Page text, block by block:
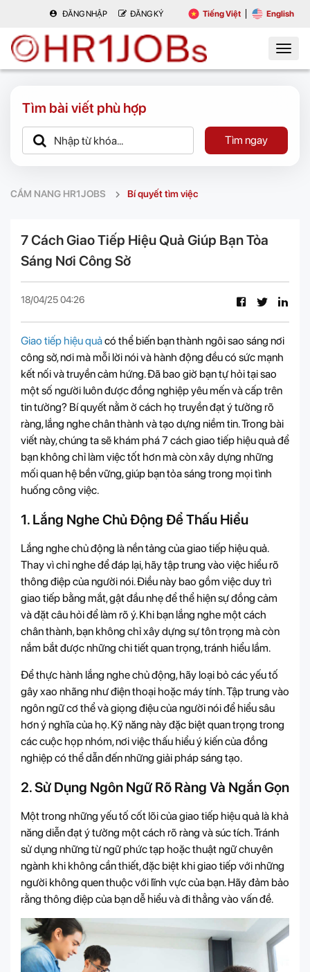
ĐĂNG NHẬP ĐĂNG KÝ Tiếng Việt English
Tìm bài viết phù hợp
Tìm ngay
CẨM NANG HR1JOBS Bí quyết tìm việc
7 Cách Giao Tiếp Hiệu Quả Giúp Bạn Tỏa
Sáng Nơi Công Sở
18/04/25 04:26
Giao tiếp hiệu quảcó thể biến bạn thành ngôi sao sáng nơi
công sở, nơi mà mỗi lời nói và hành động đều có sức mạnh
kết nối và truyền cảm hứng. Đã bao giờ bạn tự hỏi tại sao
một số người luôn được đồng nghiệp yêu mến và cấp trên
tin tưởng? Bí quyết nằm ở cách họ truyền đạt ý tưởng rõ
ràng, lắng nghe chân thành và tạo dựng niềm tin. Trong bài
viết này, chúng ta sẽ khám phá 7 cách giao tiếp hiệu quả để
bạn không chỉ làm việc tốt hơn mà còn xây dựng những
mối quan hệ bền vững, giúp bạn tỏa sáng trong mọi tình
huống công việc.
1. Lắng Nghe Chủ Động Để Thấu Hiểu
Lắng nghe chủ động là nền tảng của giao tiếp hiệu quả.
Thay vì chỉ nghe để đáp lại, hãy tập trung vào việc hiểu rõ
thông điệp của người nói. Điều này bao gồm việc duy trì
giao tiếp bằng mắt, gật đầu nhẹ để thể hiện sự đồng cảm
và đặt câu hỏi để làm rõ ý. Khi bạn lắng nghe một cách
chân thành, bạn không chỉ xây dựng sự tôn trọng mà còn
nắm bắt được những chi tiết quan trọng, tránh hiểu lầm.
Để thực hành lắng nghe chủ động, hãy loại bỏ các yếu tố
gây xao nhãng như điện thoại hoặc máy tính. Tập trung vào
ngôn ngữ cơ thể và giọng điệu của người nói để hiểu sâu
hơn ý nghĩa của họ. Kỹ năng này đặc biệt quan trọng trong
các cuộc họp nhóm, nơi việc thấu hiểu ý kiến của đồng
nghiệp có thể dẫn đến những giải pháp sáng tạo.
2. Sử Dụng Ngôn Ngữ Rõ Ràng Và Ngắn Gọn
Một trong những yếu tố cốt lõi của giao tiếp hiệu quả là khả
năng diễn đạt ý tưởng một cách rõ ràng và súc tích. Tránh
sử dụng những từ ngữ phức tạp hoặc thuật ngữ chuyên
ngành khi không cần thiết, đặc biệt khi giao tiếp với những
người không quen thuộc với lĩnh vực của bạn. Hãy đảm bảo
rằng thông điệp của bạn dễ hiểu và đi thẳng vào vấn đề.